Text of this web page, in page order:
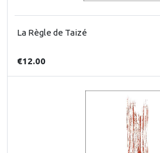
La Règle de Taizé
€12.00